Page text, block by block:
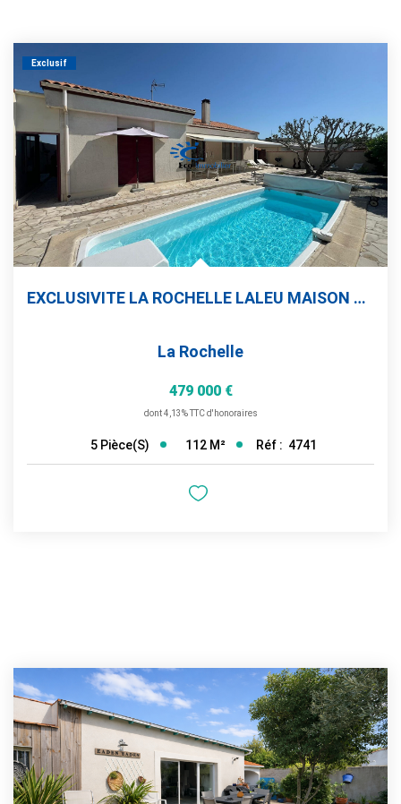
Exclusif
EXCLUSIVITE LA ROCHELLE LALEU MAISON PLAIN PIED 4 CHAMBRES...
La Rochelle
479 000 €
dont 4,13% TTC d'honoraires
5 Pièce(s) 112 M² Réf : 4741